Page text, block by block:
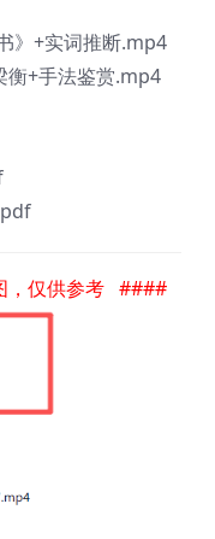
》+实词推断.mp4
衡+手法鉴赏.mp4
，仅供参考 ####